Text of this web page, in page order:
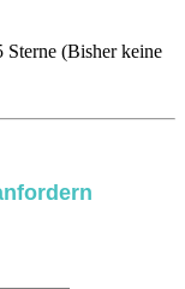
(Bisher keine